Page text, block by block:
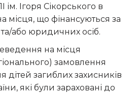
ім. Ігоря Сікорського в
місця, що фінансуються за
або юридичних осіб.
на місця
замовлення
дітей загиблих захисників
які були зараховані до